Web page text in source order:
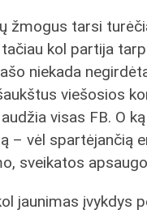
žmogus tarsi
kol partija
niekada
viešosios
visas FB. O
– vėl spartėjančią
sveikatos
jaunimas įvykdys